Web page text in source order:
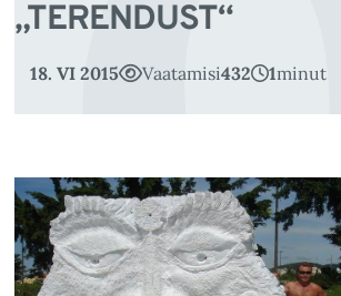
„TERENDUST“
18. VI 2015 Vaatamisi432 1minut